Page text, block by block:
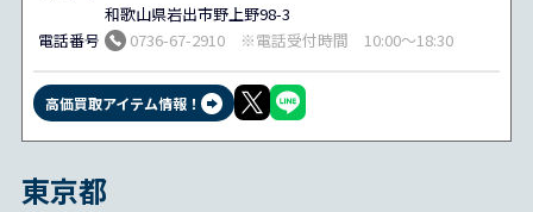
和歌山県岩出市野上野98-3
電話番号
0736-67-2910 ※電話受付時間 10:00～18:30
高価買取アイテム情報！
東京都